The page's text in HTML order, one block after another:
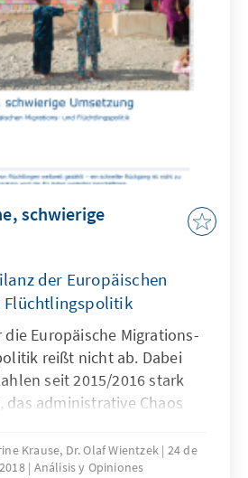
schwierige
der Europäischen
Flüchtlingspolitik
die Europäische Migrations-
reißt nicht ab. Dabei
seit 2015/2016 stark
das administrative Chaos
ist die Europäische Union
Beginn der Migrations-
Krause, Dr. Olaf Wientzek 24 de
Análisis y Opiniones